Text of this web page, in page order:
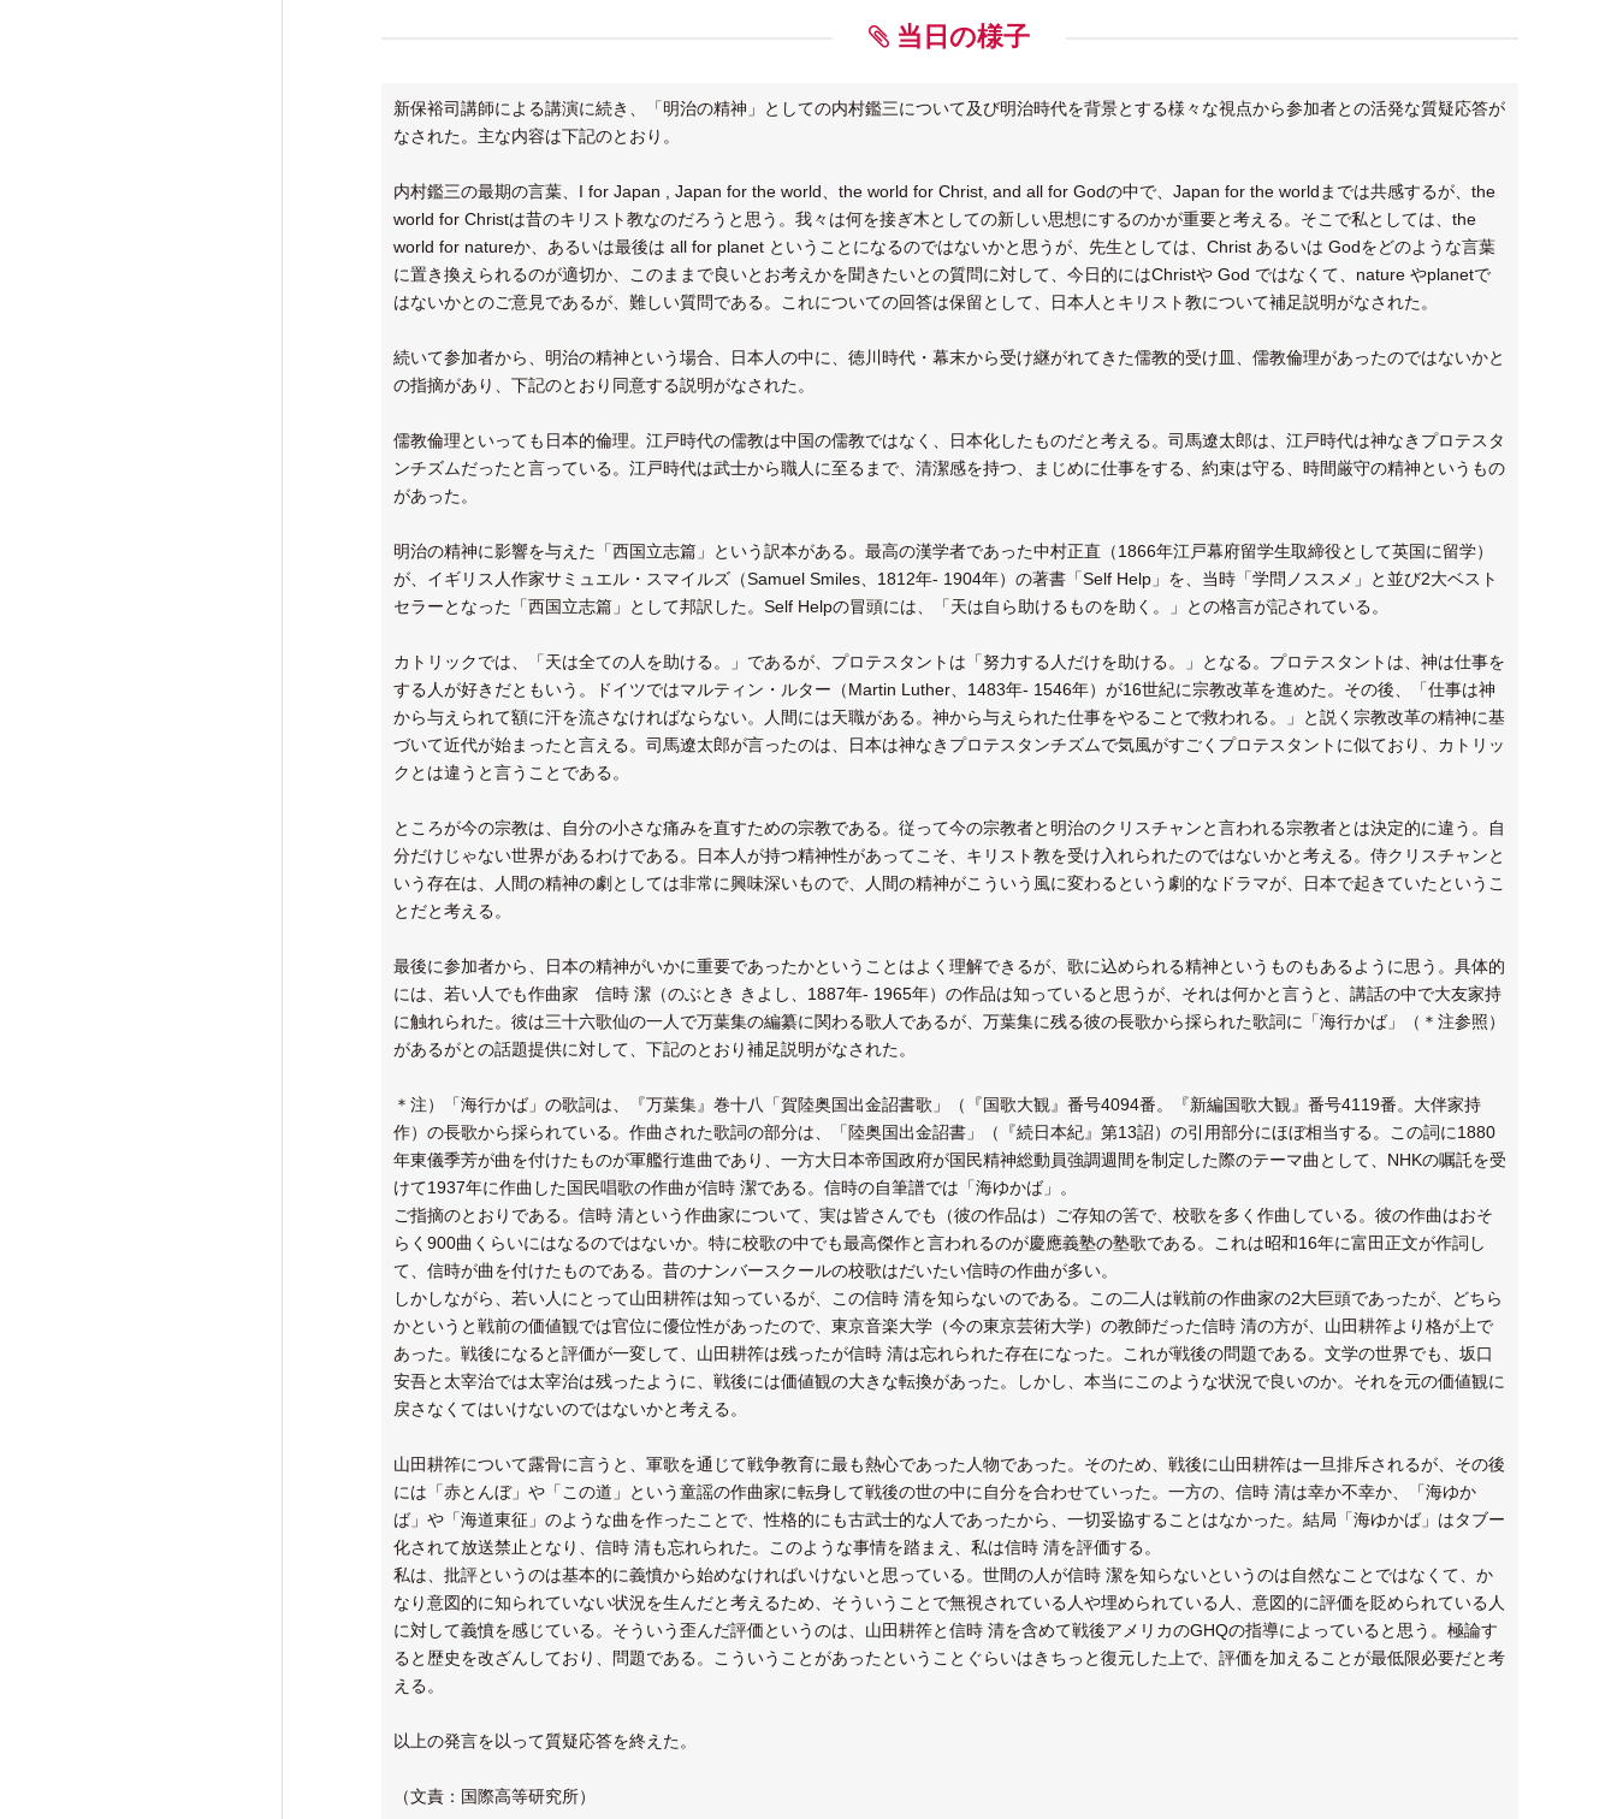
当日の様子
新保裕司講師による講演に続き、「明治の精神」としての内村鑑三について及び明治時代を背景とする様々な視点から参加者との活発な質疑応答が
なされた。主な内容は下記のとおり。
内村鑑三の最期の言葉、I for Japan , Japan for the world、the world for Christ, and all for Godの中で、Japan for the worldまでは共感するが、the
world for Christは昔のキリスト教なのだろうと思う。我々は何を接ぎ木としての新しい思想にするのかが重要と考える。そこで私としては、the
world for natureか、あるいは最後は all for planet ということになるのではないかと思うが、先生としては、Christ あるいは Godをどのような言葉
に置き換えられるのが適切か、このままで良いとお考えかを聞きたいとの質問に対して、今日的にはChristや God ではなくて、nature やplanetで
はないかとのご意見であるが、難しい質問である。これについての回答は保留として、日本人とキリスト教について補足説明がなされた。
続いて参加者から、明治の精神という場合、日本人の中に、徳川時代・幕末から受け継がれてきた儒教的受け皿、儒教倫理があったのではないかと
の指摘があり、下記のとおり同意する説明がなされた。
儒教倫理といっても日本的倫理。江戸時代の儒教は中国の儒教ではなく、日本化したものだと考える。司馬遼太郎は、江戸時代は神なきプロテスタ
ンチズムだったと言っている。江戸時代は武士から職人に至るまで、清潔感を持つ、まじめに仕事をする、約束は守る、時間厳守の精神というもの
があった。
明治の精神に影響を与えた「西国立志篇」という訳本がある。最高の漢学者であった中村正直（1866年江戸幕府留学生取締役として英国に留学）
が、イギリス人作家サミュエル・スマイルズ（Samuel Smiles、1812年- 1904年）の著書「Self Help」を、当時「学問ノススメ」と並び2大ベスト
セラーとなった「西国立志篇」として邦訳した。Self Helpの冒頭には、「天は自ら助けるものを助く。」との格言が記されている。
カトリックでは、「天は全ての人を助ける。」であるが、プロテスタントは「努力する人だけを助ける。」となる。プロテスタントは、神は仕事を
する人が好きだともいう。ドイツではマルティン・ルター（Martin Luther、1483年- 1546年）が16世紀に宗教改革を進めた。その後、「仕事は神
から与えられて額に汗を流さなければならない。人間には天職がある。神から与えられた仕事をやることで救われる。」と説く宗教改革の精神に基
づいて近代が始まったと言える。司馬遼太郎が言ったのは、日本は神なきプロテスタンチズムで気風がすごくプロテスタントに似ており、カトリッ
クとは違うと言うことである。
ところが今の宗教は、自分の小さな痛みを直すための宗教である。従って今の宗教者と明治のクリスチャンと言われる宗教者とは決定的に違う。自
分だけじゃない世界があるわけである。日本人が持つ精神性があってこそ、キリスト教を受け入れられたのではないかと考える。侍クリスチャンと
いう存在は、人間の精神の劇としては非常に興味深いもので、人間の精神がこういう風に変わるという劇的なドラマが、日本で起きていたというこ
とだと考える。
最後に参加者から、日本の精神がいかに重要であったかということはよく理解できるが、歌に込められる精神というものもあるように思う。具体的
には、若い人でも作曲家 信時 潔（のぶとき きよし、1887年- 1965年）の作品は知っていると思うが、それは何かと言うと、講話の中で大友家持
に触れられた。彼は三十六歌仙の一人で万葉集の編纂に関わる歌人であるが、万葉集に残る彼の長歌から採られた歌詞に「海行かば」（＊注参照）
があるがとの話題提供に対して、下記のとおり補足説明がなされた。
＊注）「海行かば」の歌詞は、『万葉集』巻十八「賀陸奥国出金詔書歌」（『国歌大観』番号4094番。『新編国歌大観』番号4119番。大伴家持
作）の長歌から採られている。作曲された歌詞の部分は、「陸奥国出金詔書」（『続日本紀』第13詔）の引用部分にほぼ相当する。この詞に1880
年東儀季芳が曲を付けたものが軍艦行進曲であり、一方大日本帝国政府が国民精神総動員強調週間を制定した際のテーマ曲として、NHKの嘱託を受
けて1937年に作曲した国民唱歌の作曲が信時 潔である。信時の自筆譜では「海ゆかば」。
ご指摘のとおりである。信時 清という作曲家について、実は皆さんでも（彼の作品は）ご存知の筈で、校歌を多く作曲している。彼の作曲はおそ
らく900曲くらいにはなるのではないか。特に校歌の中でも最高傑作と言われるのが慶應義塾の塾歌である。これは昭和16年に富田正文が作詞し
て、信時が曲を付けたものである。昔のナンバースクールの校歌はだいたい信時の作曲が多い。
しかしながら、若い人にとって山田耕筰は知っているが、この信時 清を知らないのである。この二人は戦前の作曲家の2大巨頭であったが、どちら
かというと戦前の価値観では官位に優位性があったので、東京音楽大学（今の東京芸術大学）の教師だった信時 清の方が、山田耕筰より格が上で
あった。戦後になると評価が一変して、山田耕筰は残ったが信時 清は忘れられた存在になった。これが戦後の問題である。文学の世界でも、坂口
安吾と太宰治では太宰治は残ったように、戦後には価値観の大きな転換があった。しかし、本当にこのような状況で良いのか。それを元の価値観に
戻さなくてはいけないのではないかと考える。
山田耕筰について露骨に言うと、軍歌を通じて戦争教育に最も熱心であった人物であった。そのため、戦後に山田耕筰は一旦排斥されるが、その後
には「赤とんぼ」や「この道」という童謡の作曲家に転身して戦後の世の中に自分を合わせていった。一方の、信時 清は幸か不幸か、「海ゆか
ば」や「海道東征」のような曲を作ったことで、性格的にも古武士的な人であったから、一切妥協することはなかった。結局「海ゆかば」はタブー
化されて放送禁止となり、信時 清も忘れられた。このような事情を踏まえ、私は信時 清を評価する。
私は、批評というのは基本的に義憤から始めなければいけないと思っている。世間の人が信時 潔を知らないというのは自然なことではなくて、か
なり意図的に知られていない状況を生んだと考えるため、そういうことで無視されている人や埋められている人、意図的に評価を貶められている人
に対して義憤を感じている。そういう歪んだ評価というのは、山田耕筰と信時 清を含めて戦後アメリカのGHQの指導によっていると思う。極論す
ると歴史を改ざんしており、問題である。こういうことがあったということぐらいはきちっと復元した上で、評価を加えることが最低限必要だと考
える。
以上の発言を以って質疑応答を終えた。
（文責：国際高等研究所）